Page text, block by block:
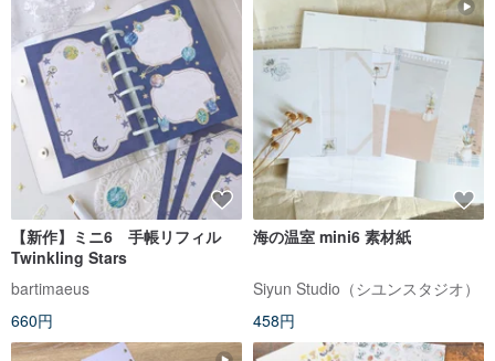
【新作】ミニ6 手帳リフィル
Twinkling Stars
bartimaeus
660円
海の温室 mini6 素材紙
Siyun Studio（シユンスタジオ）
458円